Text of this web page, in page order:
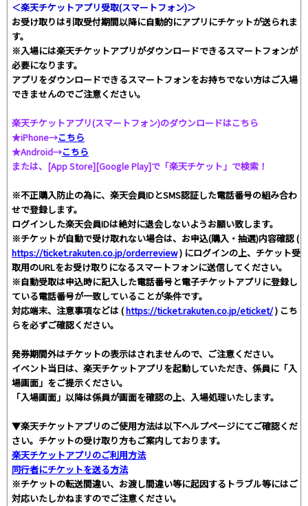
＜楽天チケットアプリ受取(スマートフォン)＞
お受け取りは引取受付期間以降に自動的にアプリにチケットが送られま
す。
※入場には楽天チケットアプリがダウンロードできるスマートフォンが
必要になります。
アプリをダウンロードできるスマートフォンをお持ちでない方はご入場
できませんのでご注意ください。
楽天チケットアプリ(スマートフォン)のダウンロードはこちら
★iPhone→こちら
★Android→こちら
または、[App Store][Google Play]で「楽天チケット」で検索！
※不正購入防止の為に、楽天会員IDとSMS認証した電話番号の組み合わ
せで登録します。
ログインした楽天会員IDは絶対に退会しないようお願い致します。
※チケットが自動で受け取れない場合は、お申込(購入・抽選)内容確認 (
https://ticket.rakuten.co.jp/orderreview) にログインの上、チケット受
取用のURLをお受け取りになるスマートフォンに送信してください。
※自動受取は申込時に記入した電話番号と電子チケットアプリに登録し
ている電話番号が一致していることが条件です。
対応端末、注意事項などは (https://ticket.rakuten.co.jp/eticket/) こち
らを必ずご確認ください。
発券期間外はチケットの表示はされませんので、ご注意ください。
イベント当日は、楽天チケットアプリを起動していただき、係員に「入
場画面」をご提示ください。
「入場画面」以降は係員が画面を確認の上、入場処理いたします。
▼楽天チケットアプリのご使用方法は以下ヘルプページにてご確認くだ
さい。チケットの受け取り方もご案内しております。
楽天チケットアプリのご利用方法
同行者にチケットを送る方法
※チケットの転送間違い、お渡し間違い等に起因するトラブル等にはご
対応いたしかねますのでご注意ください。